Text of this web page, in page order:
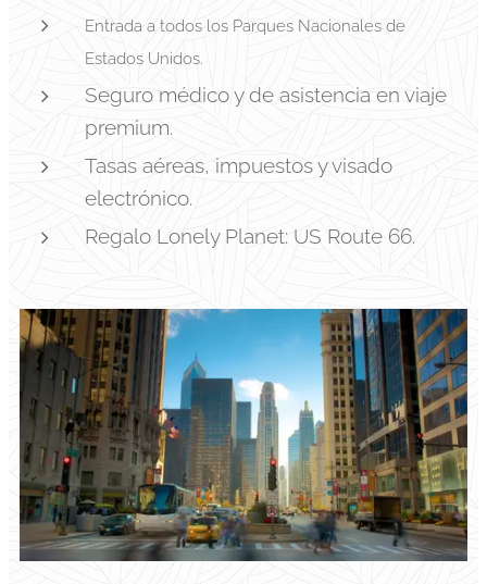
Entrada a todos los Parques Nacionales de
Estados Unidos.
Seguro médico y de asistencia en viaje
premium.
Tasas aéreas, impuestos y visado
electrónico.
Regalo Lonely Planet: US Route 66.